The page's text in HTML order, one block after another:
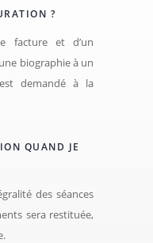
?
facture et d’un
biographie à un
demandé à la
QUAND JE
des séances
sera restituée,